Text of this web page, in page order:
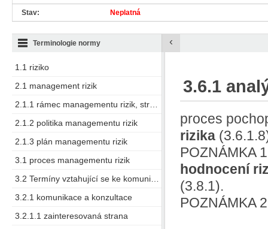
Stav: Neplatná
1.1 riziko
2.1 management rizik
2.1.2 politika managementu rizik
2.1.3 plán managementu rizik
3.1 proces managementu rizik
3.2.1 komunikace a konzultace
3.2.1.1 zainteresovaná strana
Terminologie normy ‹
3.6.1
proces
rizika
POZNÁMKA
hodnocení
(3.8.1).
POZNÁMKA